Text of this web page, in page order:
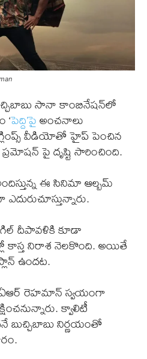
సానా కాంబినేషన్‌లో
పెద్ది’పైఅంచనాలు
వీడియోతో హైప్ పెంచిన
పై దృష్టి సారించింది.
ఈ సినిమా ఆల్బమ్
దీపావళికి కూడా
నిరాశ నెలకొంది. అయితే
ఉందట.
ఏఆర్ రెహమాన్ స్వయంగా
క్వాలిటీ
నిర్ణయంతో